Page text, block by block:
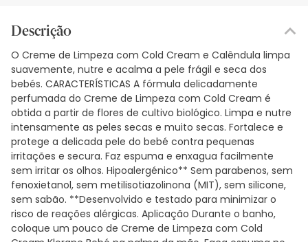
Descrição
O Creme de Limpeza com Cold Cream e Calêndula limpa
suavemente, nutre e acalma a pele frágil e seca dos
bebés. CARACTERÍSTICAS A fórmula delicadamente
perfumada do Creme de Limpeza com Cold Cream é
obtida a partir de flores de cultivo biológico. Limpa e nutre
intensamente as peles secas e muito secas. Fortalece e
protege a delicada pele do bebé contra pequenas
irritações e secura. Faz espuma e enxagua facilmente
sem irritar os olhos. Hipoalergénico** Sem parabenos, sem
fenoxietanol, sem metilisotiazolinona (MIT), sem silicone,
sem sabão. **Desenvolvido e testado para minimizar o
risco de reações alérgicas. Aplicação Durante o banho,
coloque um pouco de Creme de Limpeza com Cold